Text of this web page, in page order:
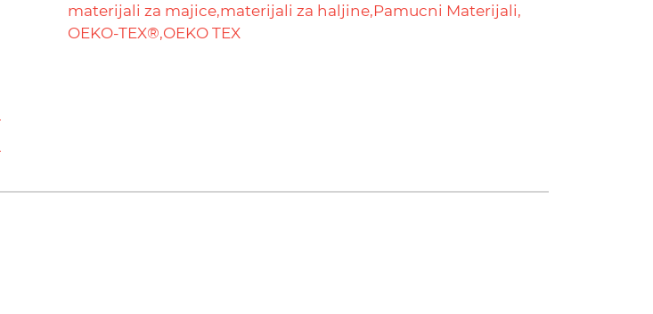
materijali za majice,materijali za haljine,Pamucni Materijali,
OEKO-TEX®,OEKO TEX